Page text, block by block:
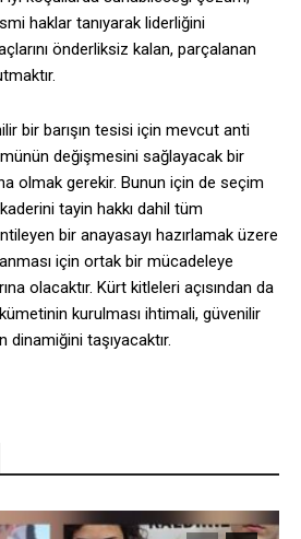
haklar tanıyarak liderliğini
önderliksiz kalan, parçalanan
bir barışın tesisi için mevcut anti
değişmesini sağlayacak bir
olmak gerekir. Bunun için de seçim
kaderini tayin hakkı dahil tüm
bir anayasayı hazırlamak üzere
için ortak bir mücadeleye
olacaktır. Kürt kitleleri açısından da
kurulması ihtimali, güvenilir
dinamiğini taşıyacaktır.